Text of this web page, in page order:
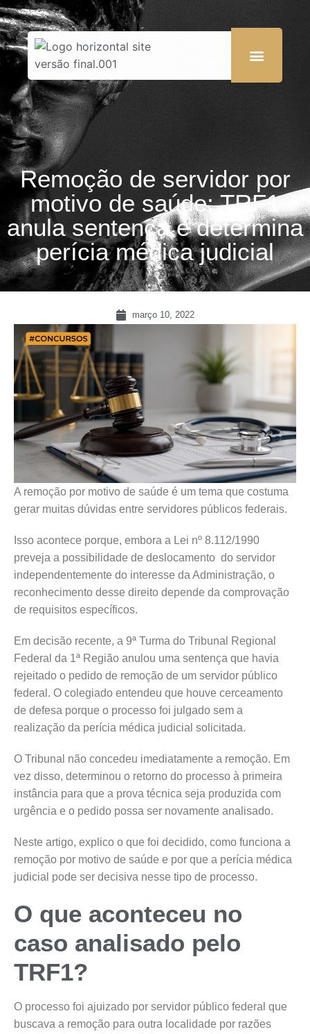
Remoção de servidor por
motivo de saúde: TRF1
anula sentença e determina
perícia médica judicial
março 10, 2022
A remoção por motivo de saúde é um tema que costuma
gerar muitas dúvidas entre servidores públicos federais.
Isso acontece porque, embora a Lei nº 8.112/1990
preveja a possibilidade de deslocamento do servidor
independentemente do interesse da Administração, o
reconhecimento desse direito depende da comprovação
de requisitos específicos.
Em decisão recente, a 9ª Turma do Tribunal Regional
Federal da 1ª Região anulou uma sentença que havia
rejeitado o pedido de remoção de um servidor público
federal. O colegiado entendeu que houve cerceamento
de defesa porque o processo foi julgado sem a
realização da perícia médica judicial solicitada.
O Tribunal não concedeu imediatamente a remoção. Em
vez disso, determinou o retorno do processo à primeira
instância para que a prova técnica seja produzida com
urgência e o pedido possa ser novamente analisado.
Neste artigo, explico o que foi decidido, como funciona a
remoção por motivo de saúde e por que a perícia médica
judicial pode ser decisiva nesse tipo de processo.
O que aconteceu no
caso analisado pelo
TRF1?
O processo foi ajuizado por servidor público federal que
buscava a remoção para outra localidade por razões